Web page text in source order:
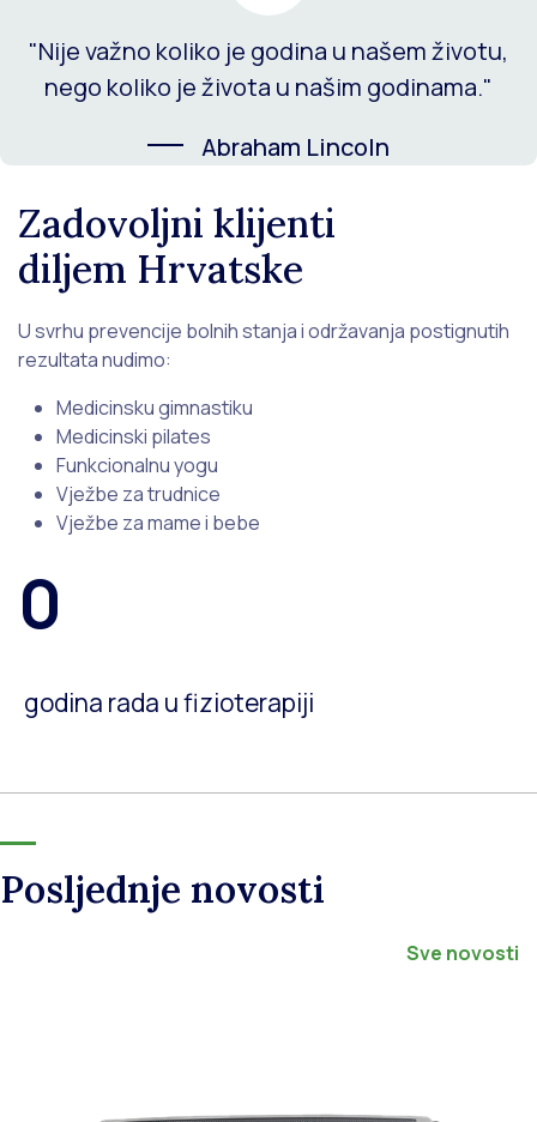
"Nije važno koliko je godina u našem životu,
nego koliko je života u našim godinama."
Abraham Lincoln
Zadovoljni klijenti
diljem Hrvatske
U svrhu prevencije bolnih stanja i održavanja postignutih
rezultata nudimo:
Medicinsku gimnastiku
Medicinski pilates
Funkcionalnu yogu
Vježbe za trudnice
Vježbe za mame i bebe
0
godina rada u fizioterapiji
Posljednje novosti
Sve novosti